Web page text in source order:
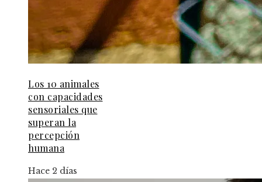
Los 10 animales
con capacidades
sensoriales que
superan la
percepción
humana
Hace 2 días